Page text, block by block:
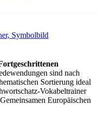
sind nach
Sortierung ideal
Vokabeltrainer
Europäischen